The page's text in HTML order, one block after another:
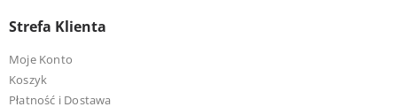
Strefa Klienta
Moje Konto
Koszyk
Płatność i Dostawa